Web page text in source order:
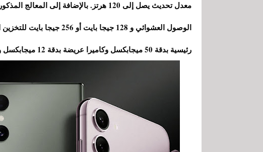
الوصول العشوائي و 128 جيجا
رئيسية بدقة 50 ميجابكسل وكاميرا عريضة بدقة 12 ميجابكسل وكاميرا تليفوتوغرافي بدقة 10 ميجابكسل 3 ×.